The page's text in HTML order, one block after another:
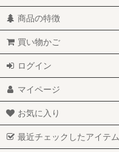
商品の特徴
買い物かご
ログイン
マイページ
お気に入り
最近チェックしたアイテム